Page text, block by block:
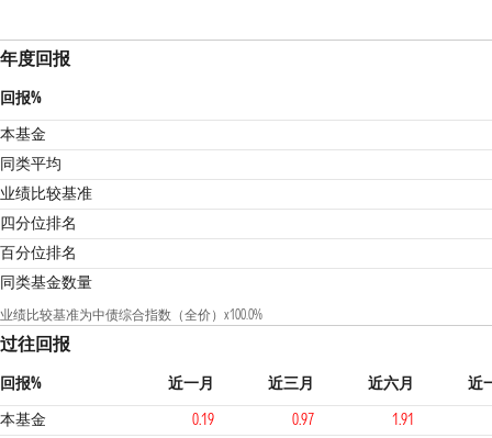
年度回报
回报%
本基金
同类平均
业绩比较基准
四分位排名
2
百分位排名
同类基金数量
业绩比较基准为中债综合指数（全价）x100.0%
过往回报
回报% 近一月 近三月 近六月
近
本基金
0.19 0.97
1.91